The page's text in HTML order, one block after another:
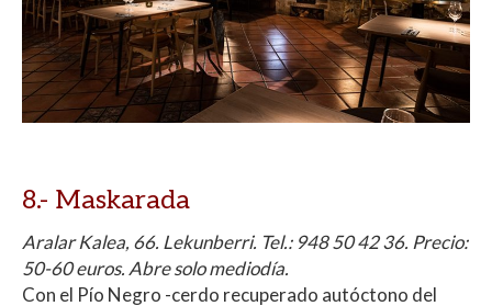
8.- Maskarada
Aralar Kalea, 66. Lekunberri. Tel.: 948 50 42 36. Precio:
50-60 euros. Abre solo mediodía.
Con el Pío Negro -cerdo recuperado autóctono del